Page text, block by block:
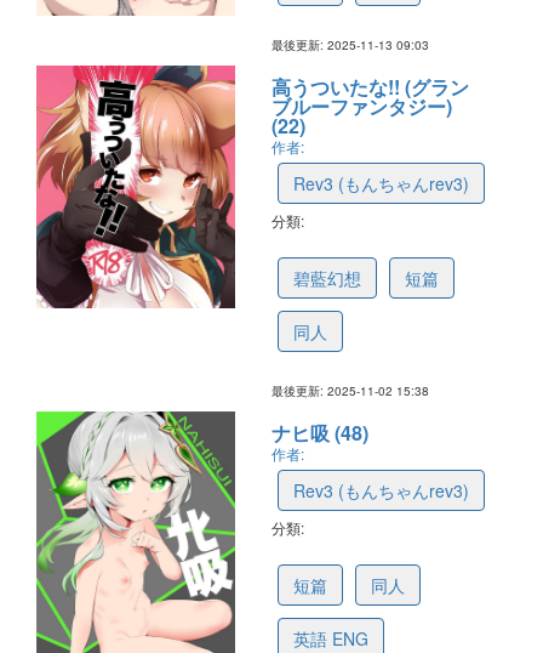
最後更新: 2025-11-13 09:03
高うついたな!! (グラン
ブルーファンタジー)
(22)
作者:
Rev3 (もんちゃんrev3)
分類:
碧藍幻想 短篇
同人
最後更新: 2025-11-02 15:38
ナヒ吸 (48)
作者:
Rev3 (もんちゃんrev3)
分類:
短篇 同人
英語 ENG